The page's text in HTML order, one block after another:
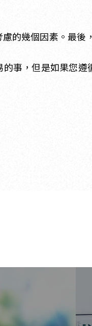
的幾個因素。最後
事，但是如果您